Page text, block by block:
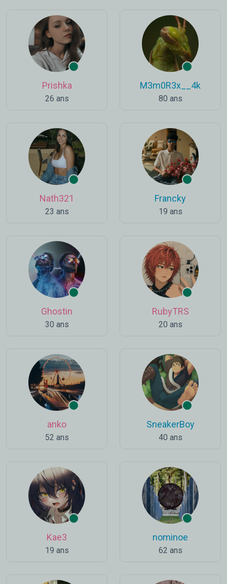
Prishka
26 ans
M3m0R3x__4k
80 ans
Nath321
23 ans
Francky
19 ans
Ghostin
30 ans
RubyTRS
20 ans
anko
52 ans
SneakerBoy
40 ans
Kae3
19 ans
nominoe
62 ans